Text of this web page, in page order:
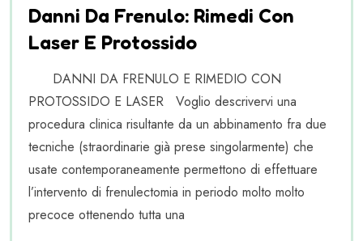
Danni Da Frenulo: Rimedi Con
Laser E Protossido
DANNI DA FRENULO E RIMEDIO CON
PROTOSSIDO E LASER Voglio descrivervi una
procedura clinica risultante da un abbinamento fra due
tecniche (straordinarie già prese singolarmente) che
usate contemporaneamente permettono di effettuare
l’intervento di frenulectomia in periodo molto molto
precoce ottenendo tutta una